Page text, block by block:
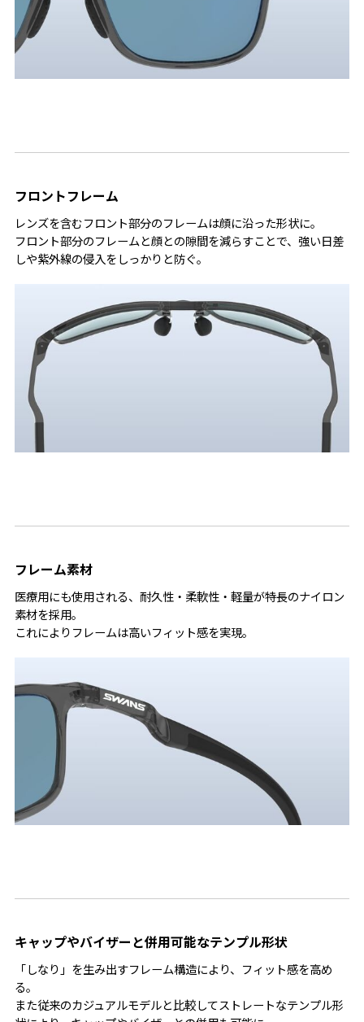
フロントフレーム
レンズを含むフロント部分のフレームは顔に沿った形状に。
フロント部分のフレームと顔との隙間を減らすことで、強い日差
しや紫外線の侵入をしっかりと防ぐ。
フレーム素材
医療用にも使用される、耐久性・柔軟性・軽量が特長のナイロン
素材を採用。
これによりフレームは高いフィット感を実現。
キャップやバイザーと併用可能なテンプル形状
「しなり」を生み出すフレーム構造により、フィット感を高め
る。
また従来のカジュアルモデルと比較してストレートなテンプル形